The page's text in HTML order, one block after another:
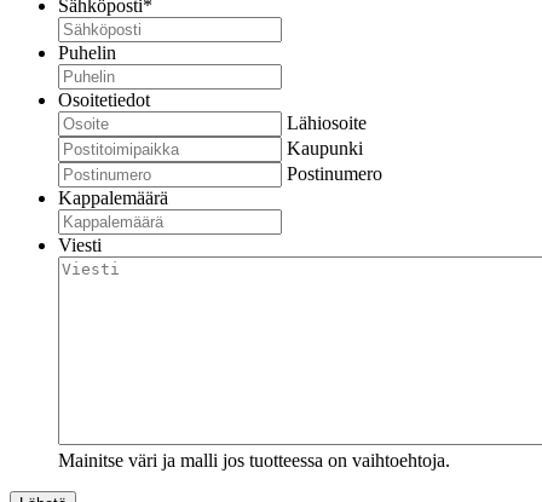
Sähköposti*
Puhelin
Osoitetiedot
Lähiosoite
Kaupunki
Postinumero
Kappalemäärä
Viesti
Mainitse väri ja malli jos tuotteessa on vaihtoehtoja.